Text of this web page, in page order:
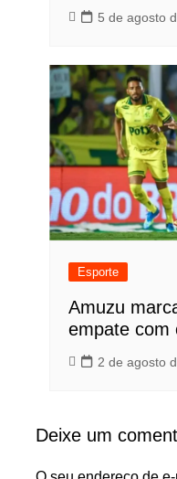
5 de agosto
Esporte
Amuzu
empate com
2 de agosto
Deixe um